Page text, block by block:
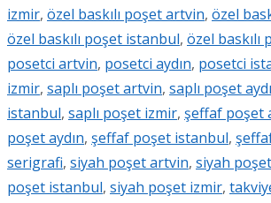
izmir, özel baskılı poşet artvin, özel
özel baskılı poşet istanbul, özel baskılı
posetci artvin, posetci aydın, posetci
izmir, saplı poşet artvin, saplı poşet
istanbul, saplı poşet izmir, şeffaf poşet
poşet aydın, şeffaf poşet istanbul,
serigrafi, siyah poşet artvin, siyah
poşet istanbul, siyah poşet izmir,